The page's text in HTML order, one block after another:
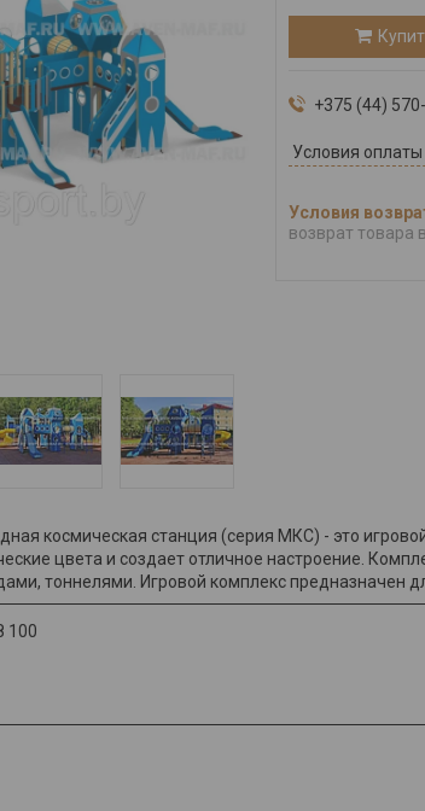
+375 (44)
Условия оплаты
возврат товара
космическая станция (серия МКС) - это
цвета и создает отличное настроение.
тоннелями. Игровой комплекс предназначен
100